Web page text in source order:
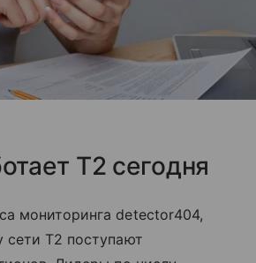
T2 сегодня
мониторинга detector404,
сети T2 поступают